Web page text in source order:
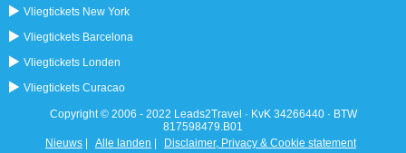
Vliegtickets New York
Vliegtickets Barcelona
Vliegtickets Londen
Vliegtickets Curacao
Copyright © 2006 - 2022 Leads2Travel · KvK 34266440 · BTW
817598479.B01
Nieuws
Alle landen Disclaimer, Privacy & Cookie statement